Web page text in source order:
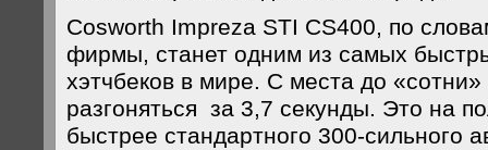
Cosworth Impreza STI CS400, по
фирмы, станет одним из самых
хэтчбеков в мире. С места до
разгоняться за 3,7 секунды. Это на
быстрее стандартного 300-сильного